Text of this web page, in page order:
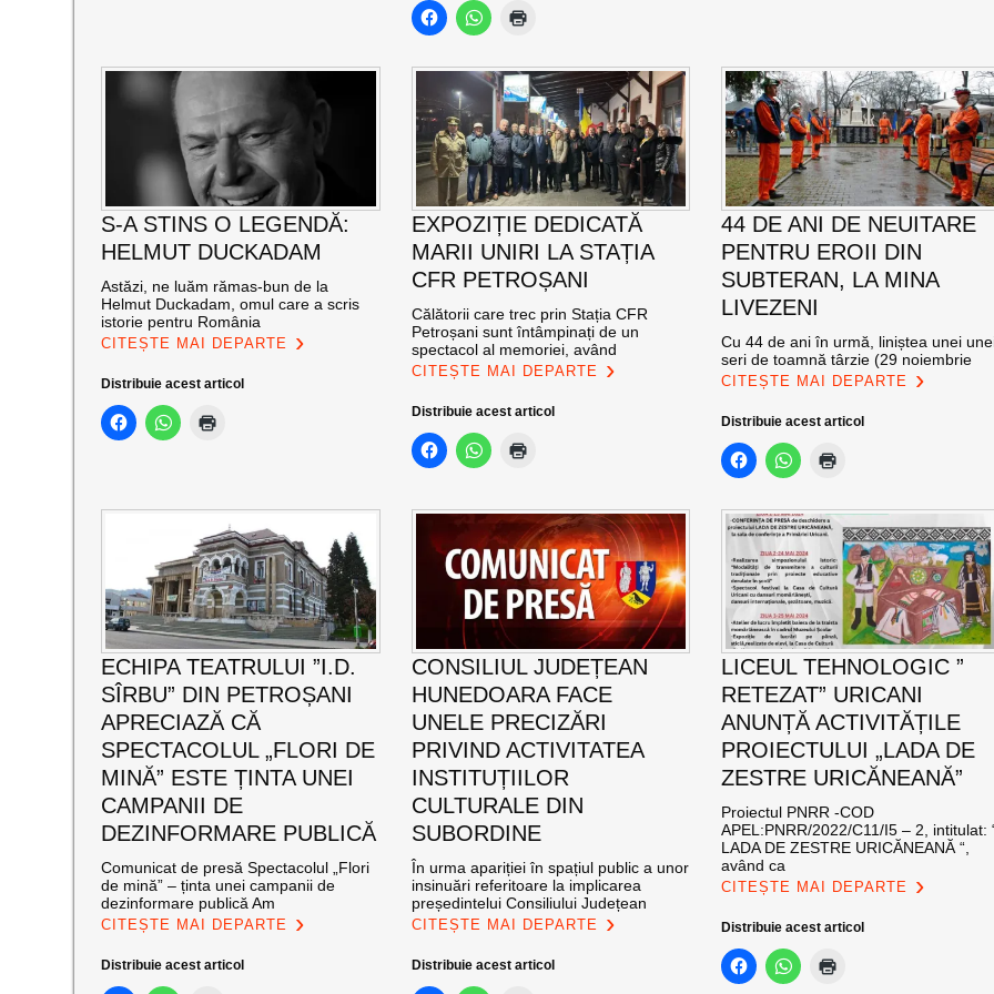
S-A STINS O LEGENDĂ:
HELMUT DUCKADAM
Astăzi, ne luăm rămas-bun de la
Helmut Duckadam, omul care a scris
istorie pentru România
CITEȘTE MAI DEPARTE
Distribuie acest articol
EXPOZIȚIE DEDICATĂ
MARII UNIRI LA STAȚIA
CFR PETROȘANI
Călătorii care trec prin Stația CFR
Petroșani sunt întâmpinați de un
spectacol al memoriei, având
CITEȘTE MAI DEPARTE
Distribuie acest articol
44 DE ANI DE NEUITARE
PENTRU EROII DIN
SUBTERAN, LA MINA
LIVEZENI
Cu 44 de ani în urmă, liniștea unei
seri de toamnă târzie (29 noiembrie
CITEȘTE MAI DEPARTE
Distribuie acest articol
ECHIPA TEATRULUI ”I.D.
SÎRBU” DIN PETROȘANI
APRECIAZĂ CĂ
SPECTACOLUL „FLORI DE
MINĂ” ESTE ȚINTA UNEI
CAMPANII DE
DEZINFORMARE PUBLICĂ
Comunicat de presă Spectacolul „Flori
de mină” – ținta unei campanii de
dezinformare publică Am
CITEȘTE MAI DEPARTE
Distribuie acest articol
CONSILIUL JUDEȚEAN
HUNEDOARA FACE
UNELE PRECIZĂRI
PRIVIND ACTIVITATEA
INSTITUȚIILOR
CULTURALE DIN
SUBORDINE
În urma apariției în spațiul public a unor
insinuări referitoare la implicarea
președintelui Consiliului Județean
CITEȘTE MAI DEPARTE
Distribuie acest articol
LICEUL TEHNOLOGIC ”
RETEZAT” URICANI
ANUNȚĂ ACTIVITĂȚILE
PROIECTULUI „LADA DE
ZESTRE URICĂNEANĂ”
Proiectul PNRR -COD
APEL:PNRR/2022/C11/I5 – 2, intitulat:
LADA DE ZESTRE URICĂNEANĂ “,
având ca
CITEȘTE MAI DEPARTE
Distribuie acest articol